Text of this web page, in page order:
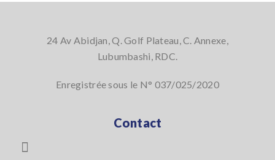
24 Av Abidjan, Q. Golf Plateau, C. Annexe,
Lubumbashi, RDC.
Enregistrée sous le N° 037/025/2020
Contact